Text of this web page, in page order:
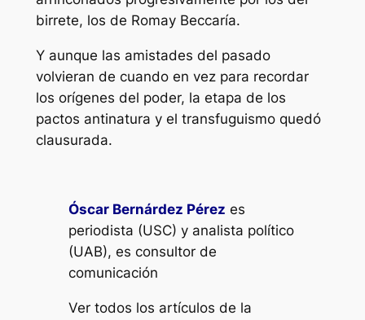
birrete, los de Romay Beccaría.
Y aunque las amistades del pasado
volvieran de cuando en vez para recordar
los orígenes del poder, la etapa de los
pactos antinatura y el transfuguismo quedó
clausurada.
Óscar Bernárdez Pérez es
periodista (USC) y analista político
(UAB), es consultor de
comunicación
Ver todos los artículos de la